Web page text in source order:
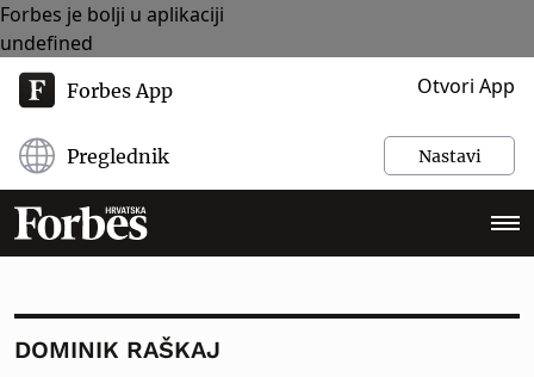
Forbes je bolji u aplikaciji
undefined
Forbes App Otvori App
Preglednik Nastavi
DOMINIK RAŠKAJ